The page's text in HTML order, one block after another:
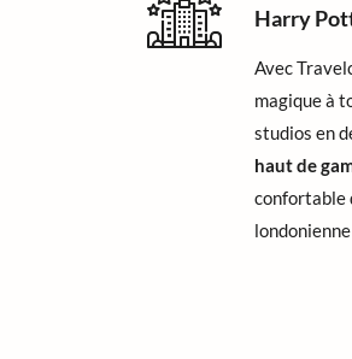
Harry
Avec
magique à
studios en
haut de
confortable